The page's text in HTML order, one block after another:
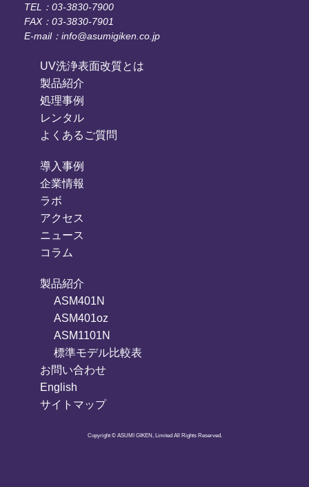
TEL：03-3830-7900
FAX：03-3830-7901
E-mail：info@asumigiken.co.jp
UV洗浄表面改質とは
製品紹介
処理事例
レンタル
よくあるご質問
導入事例
企業情報
ラボ
アクセス
ニュース
コラム
製品紹介
ASM401N
ASM401oz
ASM1101N
標準モデル比較表
お問い合わせ
English
サイトマップ
Copyright © ASUMI GIKEN, Limited All Rights Reserved.